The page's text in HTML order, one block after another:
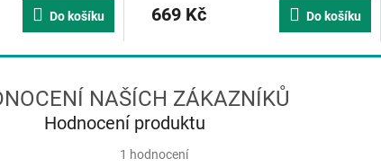
Do košíku
produktu
z
hvězdiček.
669 Kč
Do košíku
Hodnocení produktu
Průměrné
1 hodnocení